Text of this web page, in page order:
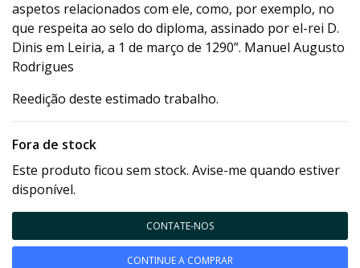
aspetos relacionados com ele, como, por exemplo, no
que respeita ao selo do diploma, assinado por el-rei D.
Dinis em Leiria, a 1 de março de 1290”. Manuel Augusto
Rodrigues
Reedição deste estimado trabalho.
Fora de stock
Este produto ficou sem stock. Avise-me quando estiver
disponível.
CONTATE-NOS
CONTINUE A COMPRAR